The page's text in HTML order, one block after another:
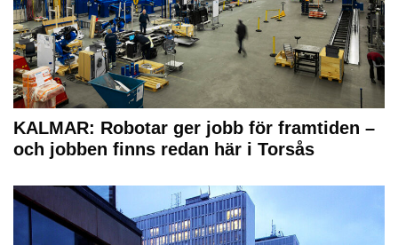
KALMAR: Robotar ger jobb för framtiden –
och jobben finns redan här i Torsås